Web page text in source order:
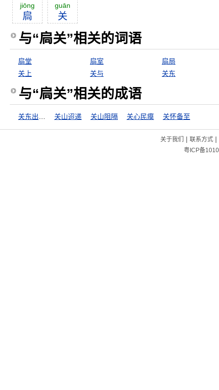
jiōng
扃
guān
关
与“扃关”相关的词语
扃堂 扃室
扃局
关上
关与 关东
与“扃关”相关的成语
关山迢递 关山阻隔 关心民瘼 关怀备至
关于我们 | 联系方式|
粤ICP备